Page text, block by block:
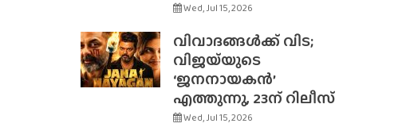
Wed, Jul 15, 2026
വിവാദങ്ങൾക്ക് വിട;
വിജയ്‌യുടെ
‘ജനനായകൻ’
എത്തുന്നു, 23ന് റിലീസ്
Wed, Jul 15, 2026